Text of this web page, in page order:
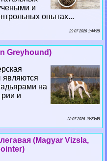
и
опытах...
29 07 2026 1:44:28
Greyhound)
являются
на
и
28 07 2026 19:23:48
(Magyar Vizsla,